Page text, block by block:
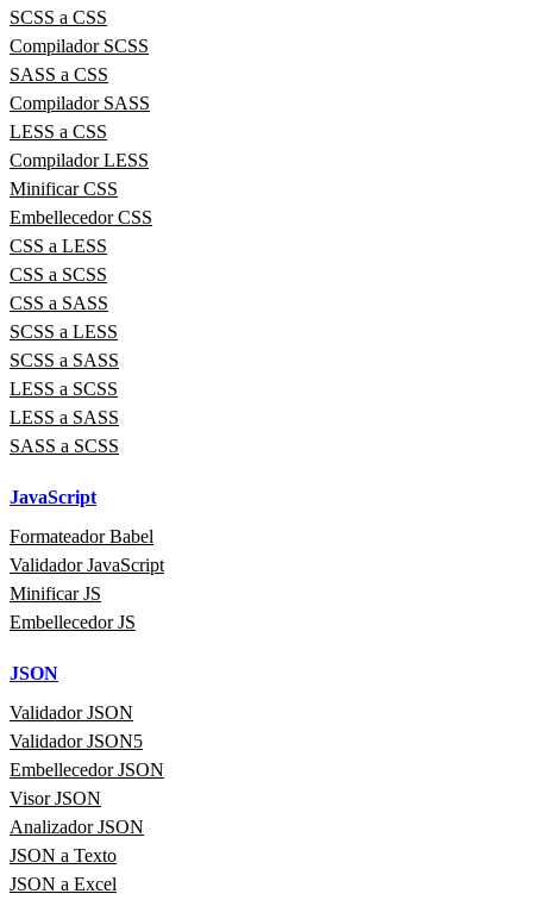
SCSS a CSS
Compilador SCSS
SASS a CSS
Compilador SASS
LESS a CSS
Compilador LESS
Minificar CSS
Embellecedor CSS
CSS a LESS
CSS a SCSS
CSS a SASS
SCSS a LESS
SCSS a SASS
LESS a SCSS
LESS a SASS
SASS a SCSS
JavaScript
Formateador Babel
Validador JavaScript
Minificar JS
Embellecedor JS
JSON
Validador JSON
Validador JSON5
Embellecedor JSON
Visor JSON
Analizador JSON
JSON a Texto
JSON a Excel